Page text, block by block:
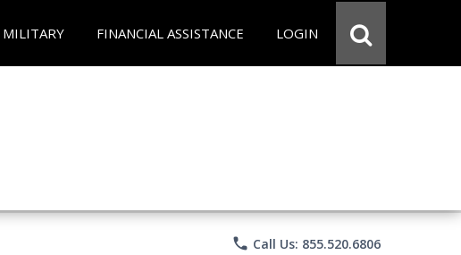
MILITARY FINANCIAL ASSISTANCE LOGIN
phone Call Us: 855.520.6806